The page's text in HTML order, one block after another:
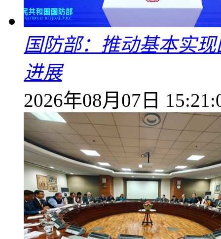
国防部：推动基本实
进展
2026年08月07日